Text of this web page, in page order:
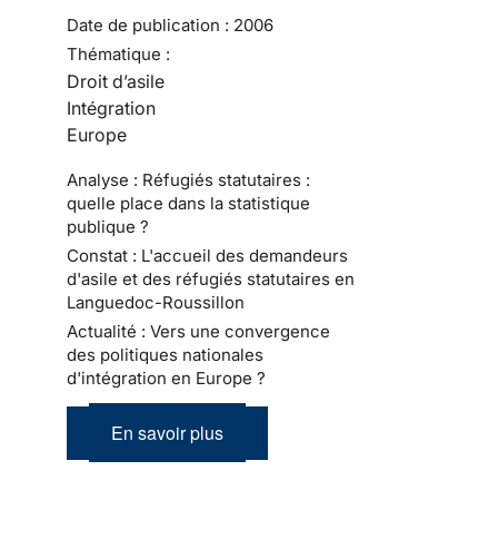
Date de publication : 2006
Thématique :
Droit d’asile
Intégration
Europe
Analyse : Réfugiés statutaires :
quelle place dans la statistique
publique ?
Constat : L'accueil des demandeurs
d'asile et des réfugiés statutaires en
Languedoc-Roussillon
Actualité : Vers une convergence
des politiques nationales
d'intégration en Europe ?
En savoir plus